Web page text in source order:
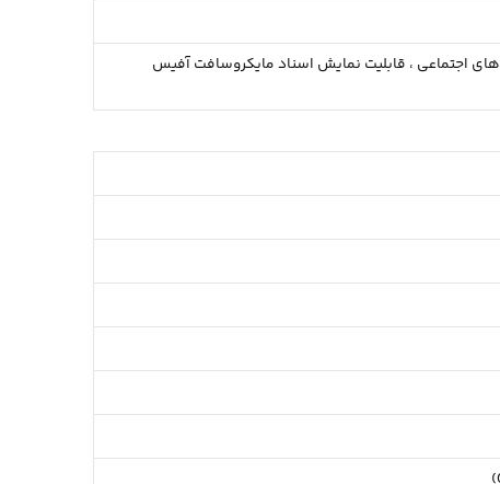
اجتماعی ، قابلیت نمایش اسناد مایکروسافت آفیس